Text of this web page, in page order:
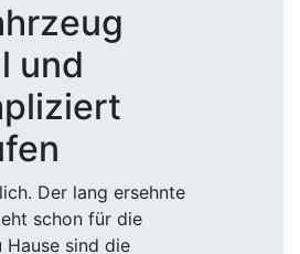
und
Der lang ersehnte
schon für die
Hause sind die